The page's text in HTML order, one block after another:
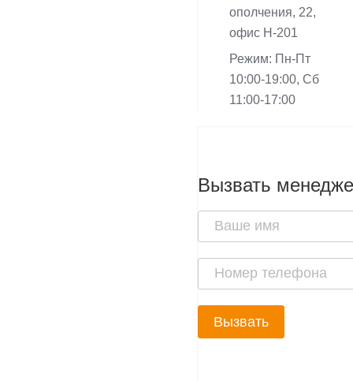
ополчения, 22,
офис Н-201
Режим: Пн-Пт
10:00-19:00, Сб
11:00-17:00
Вызвать
Вызвать